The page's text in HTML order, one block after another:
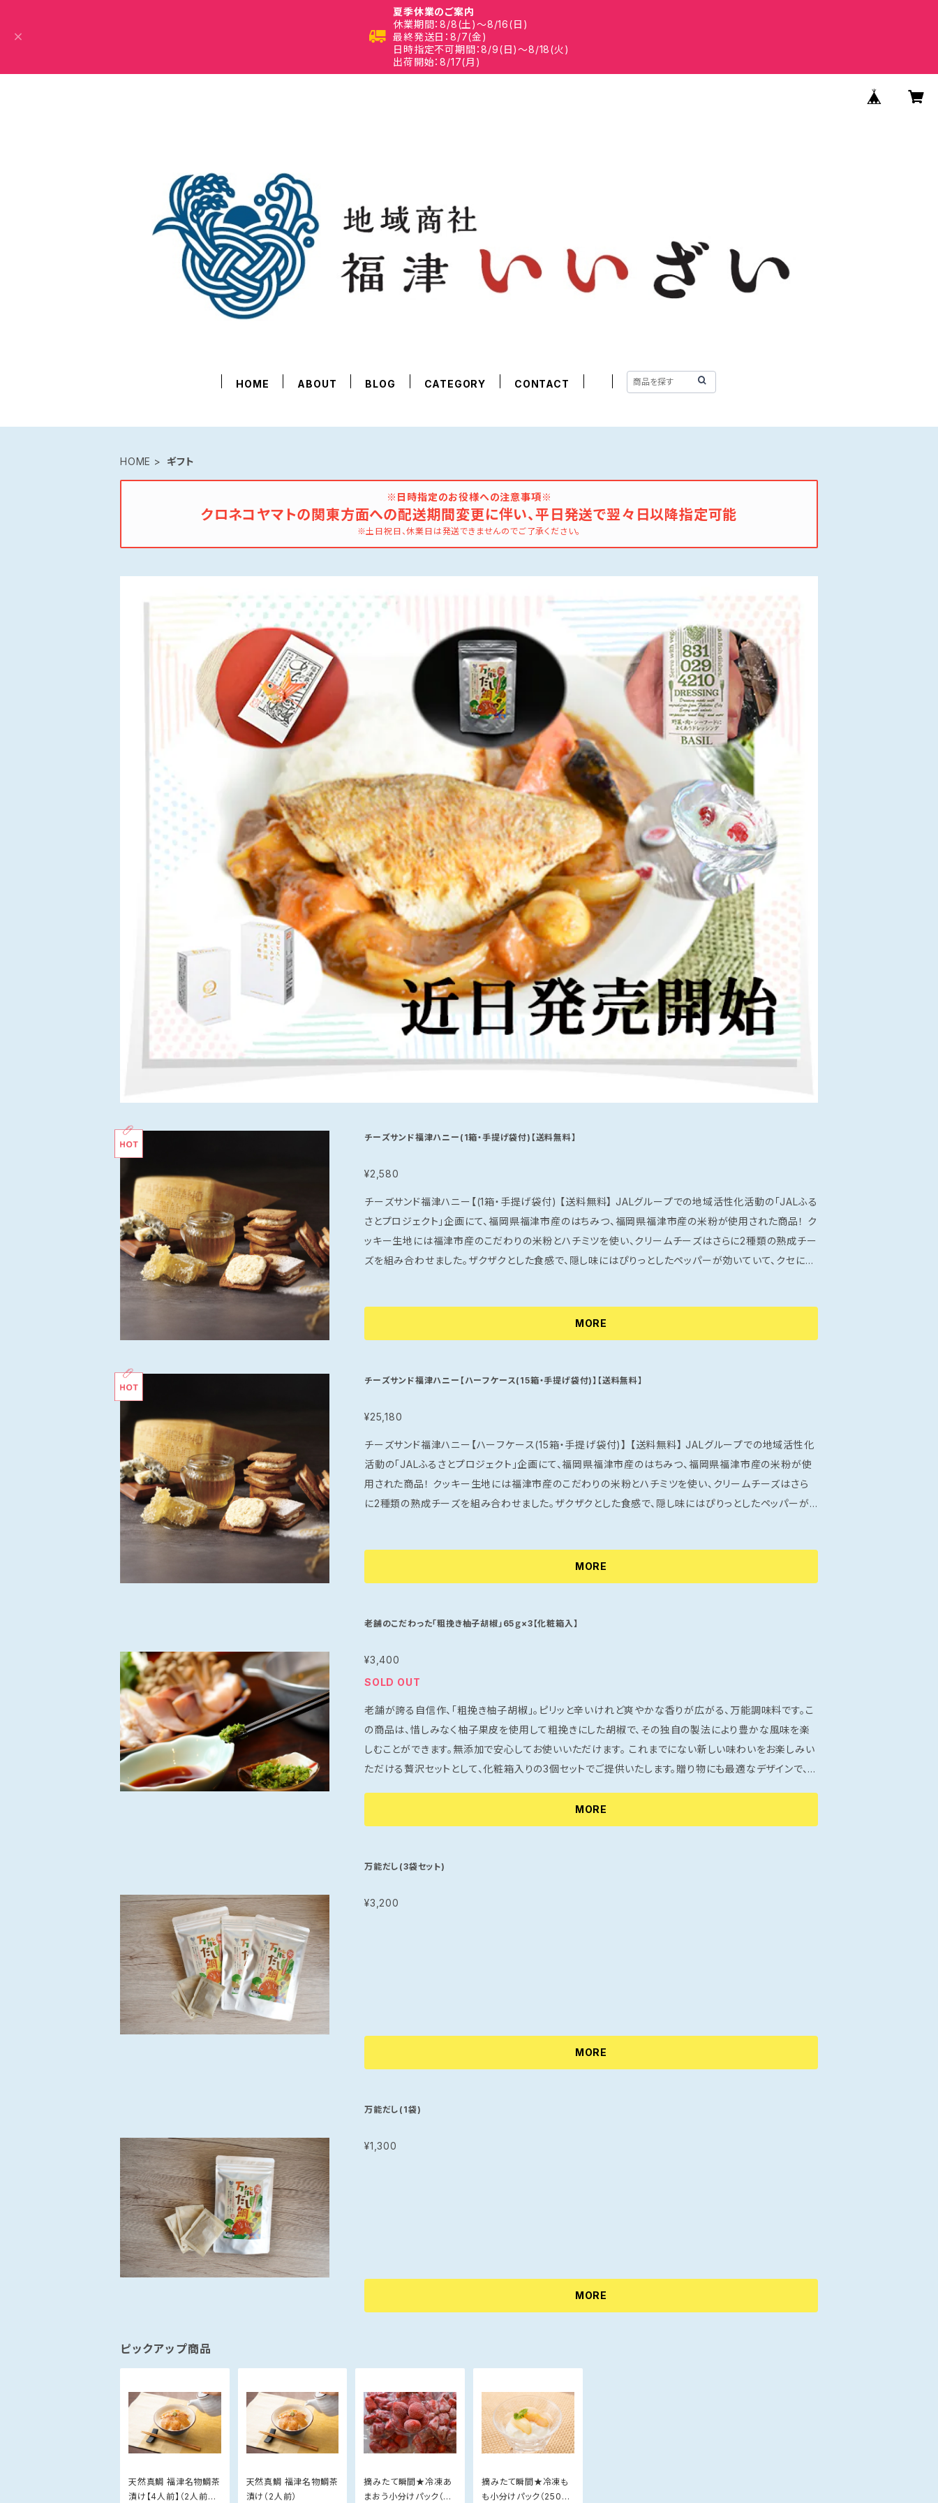
夏季休業のご案内
休業期間：8/8(土)～8/16(日)
最終発送日：8/7(金)
日時指定不可期間：8/9(日)～8/18(火)
出荷開始：8/17(月)
HOME ABOUT BLOG CATEGORY CONTACT
HOME ギフト
※日時指定のお役様への注意事項※
クロネコヤマトの関東方面への配送期間変更に伴い、平日発送で翌々日以降指定可能
※土日祝日、休業日は発送できませんのでご了承ください。
チーズサンド福津ハニー(1箱・手提げ袋付)【送料無料】
¥2,580
チーズサンド福津ハニー【(1箱・手提げ袋付) 【送料無料】 JALグループでの地域活性化活動の「JALふる
さとプロジェクト」企画にて、福岡県福津市産のはちみつ、福岡県福津市産の米粉が使用された商品！ ク
ッキー生地には福津市産のこだわりの米粉とハチミツを使い、クリームチーズはさらに2種類の熟成チー
ズを組み合わせました。ザクザクとした食感で、隠し味にはぴりっとしたペッパーが効いていて、クセにな
発見があります。何個でも食べられてしまう危険な美味しさです！ 特別な日の手土産や、友人との集まり
にぴったりな一品。ぜひ、この極上のチーズサンドをご家庭でお楽しみください！ ※手提げ袋付なのでち
MORE
チーズサンド福津ハニー【ハーフケース(15箱・手提げ袋付)】【送料無料】
¥25,180
チーズサンド福津ハニー【ハーフケース(15箱・手提げ袋付)】 【送料無料】 JALグループでの地域活性化
活動の「JALふるさとプロジェクト」企画にて、福岡県福津市産のはちみつ、福岡県福津市産の米粉が使
用された商品！ クッキー生地には福津市産のこだわりの米粉とハチミツを使い、クリームチーズはさら
に2種類の熟成チーズを組み合わせました。ザクザクとした食感で、隠し味にはぴりっとしたペッパーが
食べるたびに新しい発見があります。何個でも食べられてしまう危険な美味しさです！ 特別な日の手土
産や、友人との集まりにぴったりな一品。ぜひ、この極上のチーズサンドをご家庭でお楽しみください！ ※
MORE
老舗のこだわった「粗挽き柚子胡椒」65ｇ×3【化粧箱入】
¥3,400
SOLD OUT
老舗が誇る自信作、「粗挽き柚子胡椒」。ピリッと辛いけれど爽やかな香りが広がる、万能調味料です。こ
の商品は、惜しみなく柚子果皮を使用して粗挽きにした胡椒で、その独自の製法により豊かな風味を楽
しむことができます。無添加で安心してお使いいただけます。 これまでにない新しい味わいをお楽しみい
ただける贅沢セットとして、化粧箱入りの3個セットでご提供いたします。贈り物にも最適なデザインで、お
味わいとこだわりをお試しいただき、特別なお料理やギフトにご活用ください。贅沢なひとときを演出す
る「粗挽き柚子胡椒」で、特別な日々をお楽しみください。 ※【のし紙】商品の形状上、落とし熨斗対応と
MORE
万能だし(3袋セット)
¥3,200
MORE
万能だし(1袋)
¥1,300
MORE
ピックアップ商品
天然真鯛 福津名物鯛茶
漬け【4人前】（2人前×
天然真鯛 福津名物鯛茶
漬け（2人前）
摘みたて瞬間★冷凍あ
まおう小分けパック（25
摘みたて瞬間★冷凍も
も小分けパック（250g×